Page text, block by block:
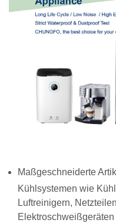
Maßgeschneiderte
Kühlsystemen wie
Luftreinigern,
Elektroschweißgeräten